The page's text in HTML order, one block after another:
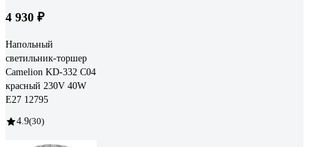
4 930 ₽
Напольный
светильник-торшер
Camelion KD-332 C04
красный 230V 40W
E27 12795
4.9(30)